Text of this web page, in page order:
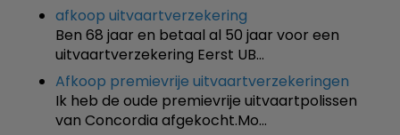
afkoop uitvaartverzekering
Ben 68 jaar en betaal al 50 jaar voor een
uitvaartverzekering Eerst UB…
Afkoop premievrije uitvaartverzekeringen
Ik heb de oude premievrije uitvaartpolissen
van Concordia afgekocht.Mo…